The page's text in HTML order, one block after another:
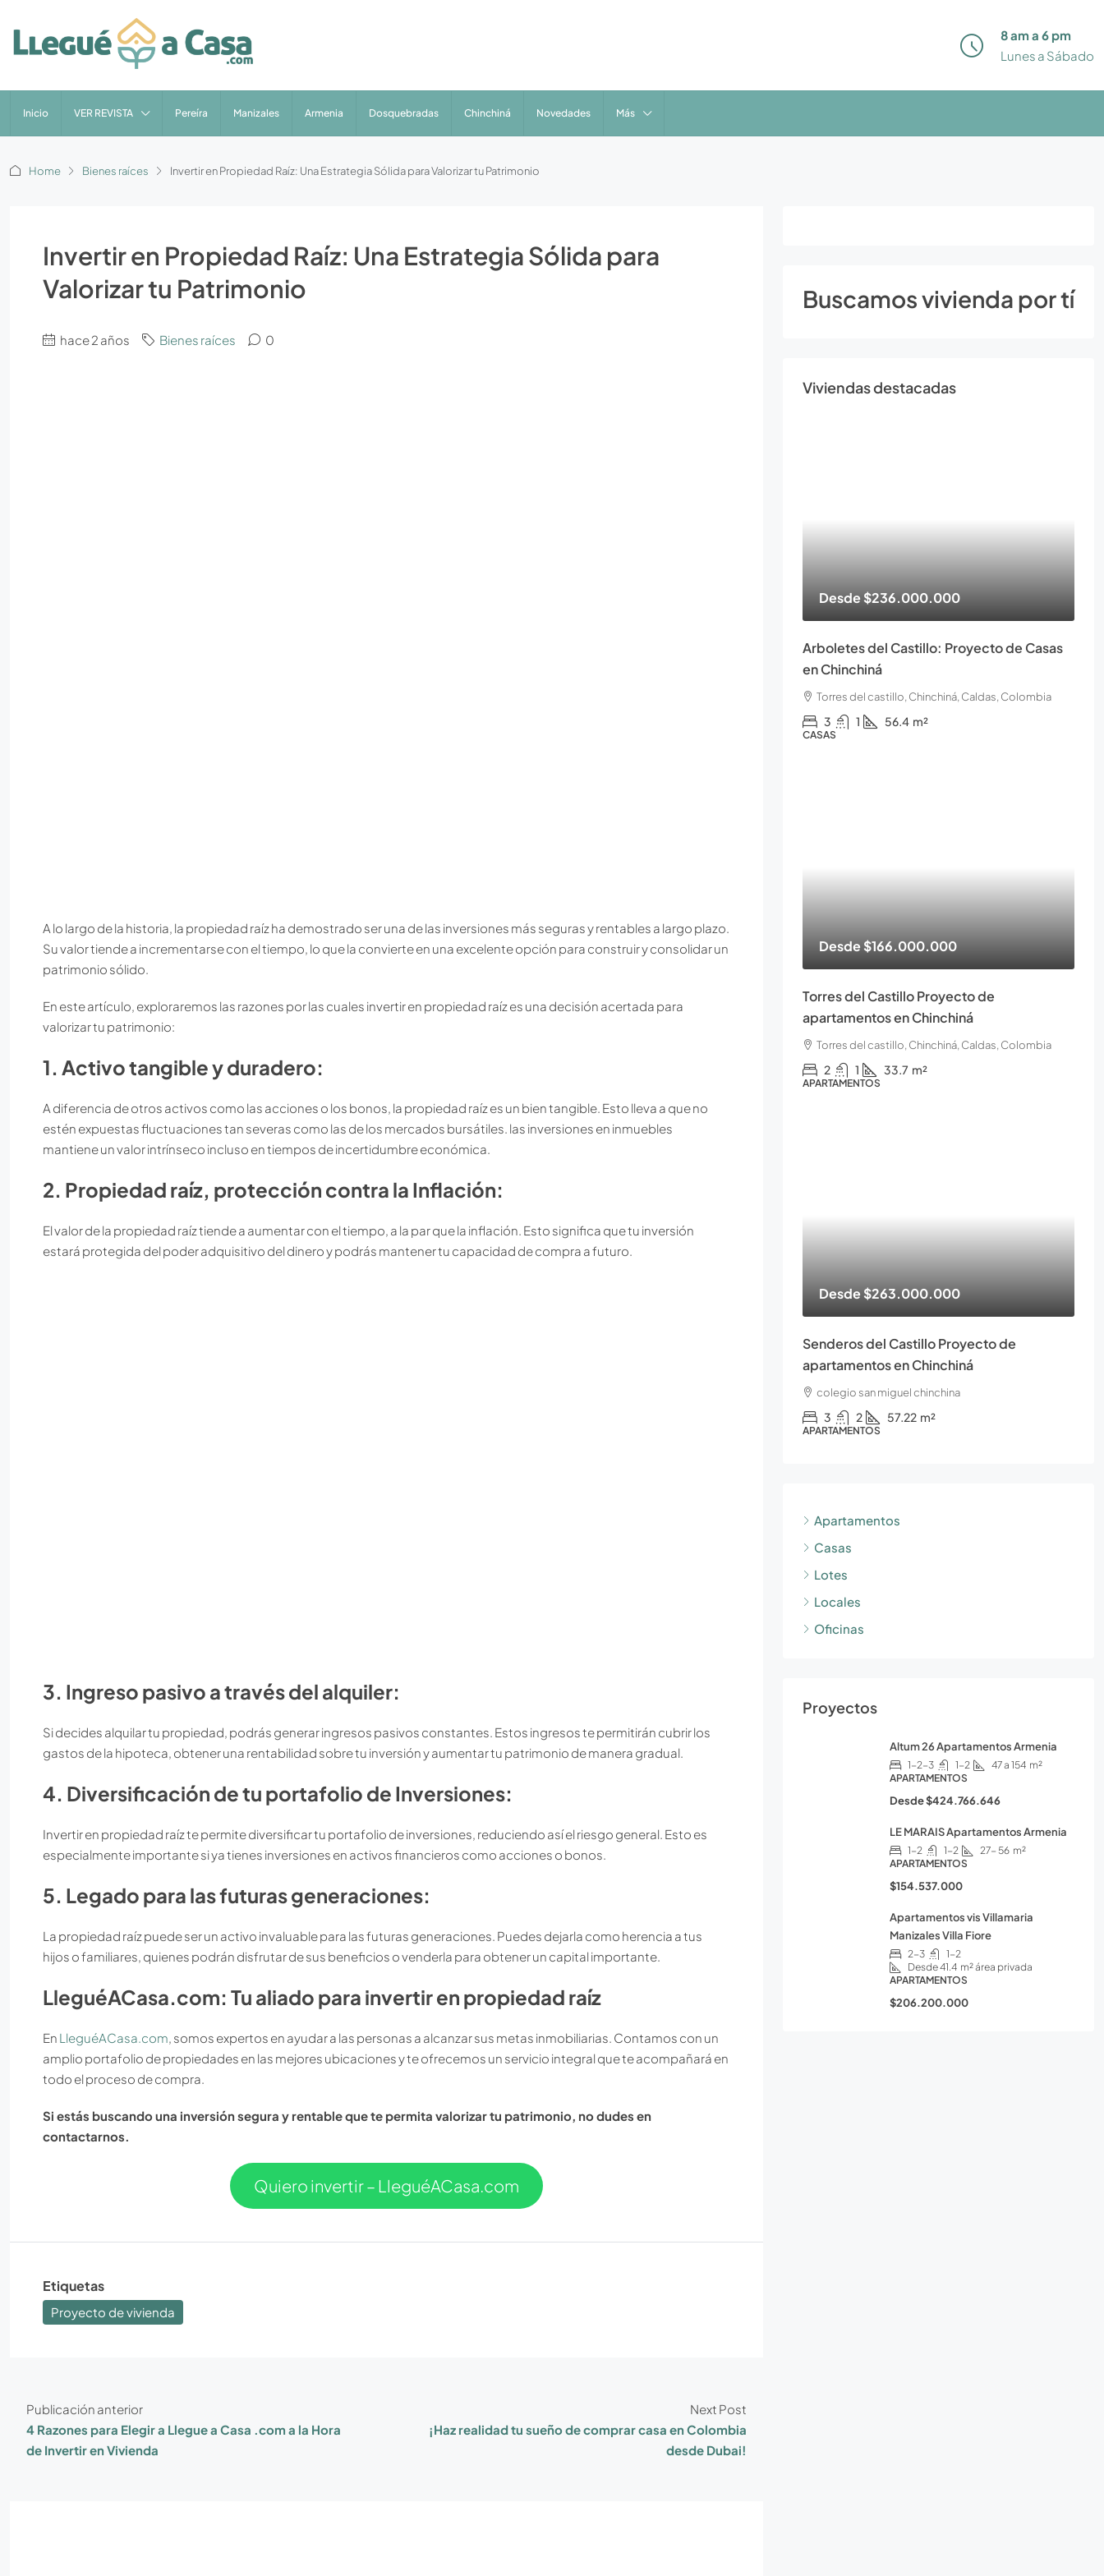
8 am a 6 pm
Lunes a Sábado
Inicio VER REVISTA Pereíra Manizales Armenia Dosquebradas Chinchiná Novedades Más
Home Bienes raíces Invertir en Propiedad Raíz: Una Estrategia Sólida para Valorizar tu Patrimonio
Invertir en Propiedad Raíz: Una Estrategia Sólida para
Valorizar tu Patrimonio
hace 2 años Bienes raíces 0
A lo largo de la historia, la propiedad raíz ha demostrado ser una de las inversiones más seguras y rentables a largo plazo.
Su valor tiende a incrementarse con el tiempo, lo que la convierte en una excelente opción para construir y consolidar un
patrimonio sólido.
En este artículo, exploraremos las razones por las cuales invertir en propiedad raíz es una decisión acertada para
valorizar tu patrimonio:
1. Activo tangible y duradero:
A diferencia de otros activos como las acciones o los bonos, la propiedad raíz es un bien tangible. Esto lleva a que no
estén expuestas fluctuaciones tan severas como las de los mercados bursátiles. las inversiones en inmuebles
mantiene un valor intrínseco incluso en tiempos de incertidumbre económica.
2. Propiedad raíz, protección contra la Inflación:
El valor de la propiedad raíz tiende a aumentar con el tiempo, a la par que la inflación. Esto significa que tu inversión
estará protegida del poder adquisitivo del dinero y podrás mantener tu capacidad de compra a futuro.
3. Ingreso pasivo a través del alquiler:
Si decides alquilar tu propiedad, podrás generar ingresos pasivos constantes. Estos ingresos te permitirán cubrir los
gastos de la hipoteca, obtener una rentabilidad sobre tu inversión y aumentar tu patrimonio de manera gradual.
4. Diversificación de tu portafolio de Inversiones:
Invertir en propiedad raíz te permite diversificar tu portafolio de inversiones, reduciendo así el riesgo general. Esto es
especialmente importante si ya tienes inversiones en activos financieros como acciones o bonos.
5. Legado para las futuras generaciones:
La propiedad raíz puede ser un activo invaluable para las futuras generaciones. Puedes dejarla como herencia a tus
hijos o familiares, quienes podrán disfrutar de sus beneficios o venderla para obtener un capital importante.
LleguéACasa.com: Tu aliado para invertir en propiedad raíz
En LleguéACasa.com, somos expertos en ayudar a las personas a alcanzar sus metas inmobiliarias. Contamos con un
amplio portafolio de propiedades en las mejores ubicaciones y te ofrecemos un servicio integral que te acompañará en
todo el proceso de compra.
Si estás buscando una inversión segura y rentable que te permita valorizar tu patrimonio, no dudes en
contactarnos.
Quiero invertir – LleguéACasa.com
Etiquetas
Proyecto de vivienda
Publicación anterior
4 Razones para Elegir a Llegue a Casa .com a la Hora
de Invertir en Vivienda
Next Post
¡Haz realidad tu sueño de comprar casa en Colombia
desde Dubai!
Buscamos vivienda por tí
Viviendas destacadas
Desde$236.000.000
Arboletes del Castillo: Proyecto de Casas
en Chinchiná
Torres del castillo, Chinchiná, Caldas, Colombia
3 1 56.4 m²
CASAS
Desde$166.000.000
Torres del Castillo Proyecto de
apartamentos en Chinchiná
Torres del castillo, Chinchiná, Caldas, Colombia
2 1 33.7 m²
APARTAMENTOS
Desde$263.000.000
Senderos del Castillo Proyecto de
apartamentos en Chinchiná
colegio san miguel chinchina
3 2 57.22 m²
APARTAMENTOS
Apartamentos
Casas
Lotes
Locales
Oficinas
Proyectos
Altum 26 Apartamentos Armenia
1-2-3 1-2 47 a 154 m²
APARTAMENTOS
Desde$424.766.646
LE MARAIS Apartamentos Armenia
1-2 1-2 27- 56 m²
APARTAMENTOS
$154.537.000
Apartamentos vis Villamaria
Manizales Villa Fiore
2-3
1-2
Desde 41.4 m² área privada
APARTAMENTOS
$206.200.000